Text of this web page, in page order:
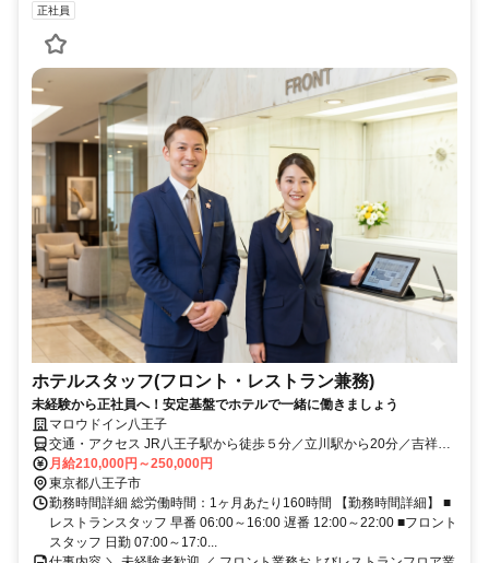
正社員
ホテルスタッフ(フロント・レストラン兼務)
未経験から正社員へ！安定基盤でホテルで一緒に働きましょう
マロウドイン八王子
交通・アクセス JR八王子駅から徒歩５分／立川駅から20分／吉祥寺
駅から38分
月給210,000円～250,000円
東京都八王子市
勤務時間詳細 総労働時間：1ヶ月あたり160時間 【勤務時間詳細】 ■
レストランスタッフ 早番 06:00～16:00 遅番 12:00～22:00 ■フロント
スタッフ 日勤 07:00～17:0...